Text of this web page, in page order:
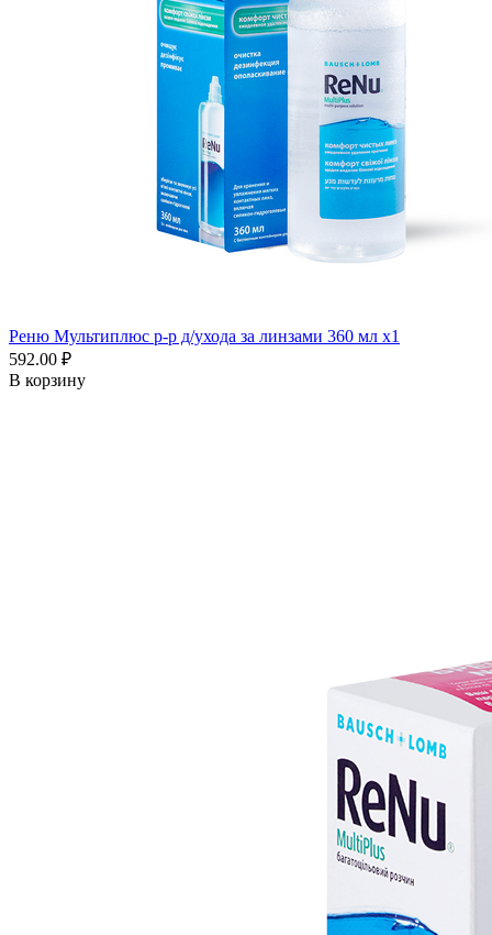
Реню Мультиплюс р-р д/ухода за линзами 360 мл x1
592.00 ₽
В корзину